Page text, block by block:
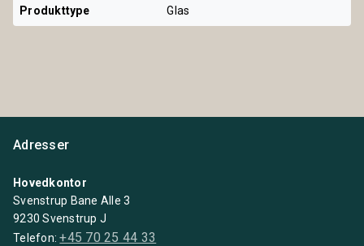
Produkttype Glas
Adresser
Hovedkontor
Svenstrup Bane Alle 3
9230 Svenstrup J
Telefon:+45 70 25 44 33